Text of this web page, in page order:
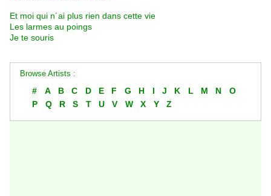
Et moi qui n´ai plus rien dans cette vie
Les larmes au poings
Je te souris
Browse Artists :
# A B C D E F G H I J K L M N
O
P
Q R S T U V W X Y Z